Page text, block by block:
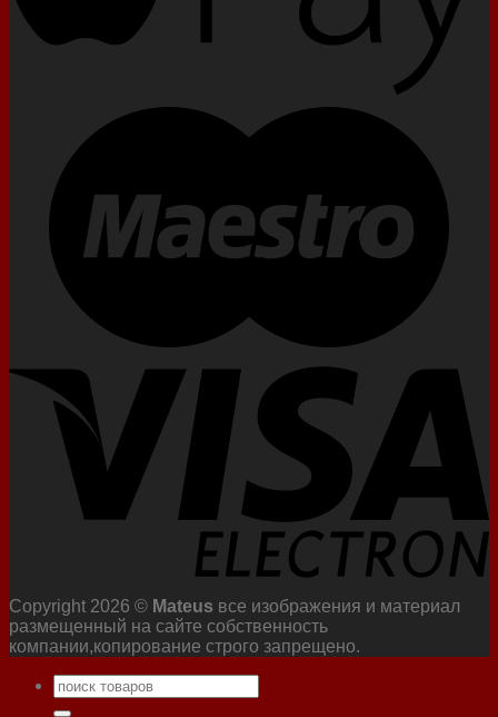
Copyright 2026 © Mateus все изображения и материал
размещенный на сайте собственность
компании,копирование строго запрещено.
Искать: